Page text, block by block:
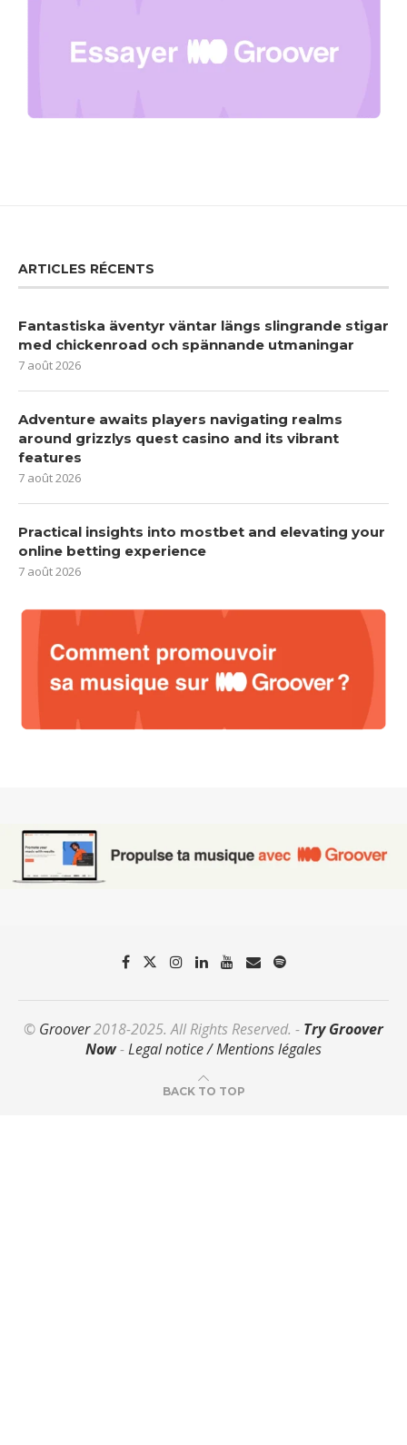
ARTICLES RÉCENTS
Fantastiska äventyr väntar längs slingrande stigar
med chickenroad och spännande utmaningar
7 août 2026
Adventure awaits players navigating realms
around grizzlys quest casino and its vibrant
features
7 août 2026
Practical insights into mostbet and elevating your
online betting experience
7 août 2026
© Groover2018-2025. All Rights Reserved. - Try Groover
Now-Legal notice / Mentions légales
BACK TO TOP